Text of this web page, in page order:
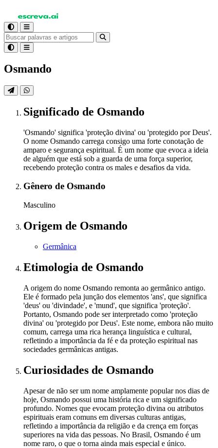
Osmando
Significado de Osmando
'Osmando' significa 'proteção divina' ou 'protegido por Deus'.
O nome Osmando carrega consigo uma forte conotação de
amparo e segurança espiritual. É um nome que evoca a ideia
de alguém que está sob a guarda de uma força superior,
recebendo proteção contra os males e desafios da vida.
Gênero de Osmando
Masculino
Origem de Osmando
Germânica
Etimologia de Osmando
A origem do nome Osmando remonta ao germânico antigo.
Ele é formado pela junção dos elementos 'ans', que significa
'deus' ou 'divindade', e 'mund', que significa 'proteção'.
Portanto, Osmando pode ser interpretado como 'proteção
divina' ou 'protegido por Deus'. Este nome, embora não muito
comum, carrega uma rica herança linguística e cultural,
refletindo a importância da fé e da proteção espiritual nas
sociedades germânicas antigas.
Curiosidades de Osmando
Apesar de não ser um nome amplamente popular nos dias de
hoje, Osmando possui uma história rica e um significado
profundo. Nomes que evocam proteção divina ou atributos
espirituais eram comuns em diversas culturas antigas,
refletindo a importância da religião e da crença em forças
superiores na vida das pessoas. No Brasil, Osmando é um
nome raro, o que o torna ainda mais especial e único.